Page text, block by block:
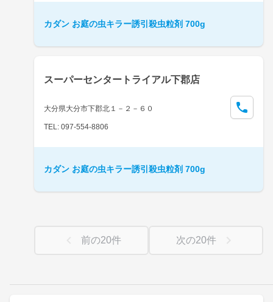
カダン お庭の虫キラー誘引殺虫粒剤 700g
スーパーセンタートライアル下郡店
大分県大分市下郡北１－２－６０
TEL: 097-554-8806
カダン お庭の虫キラー誘引殺虫粒剤 700g
前の20件 次の20件